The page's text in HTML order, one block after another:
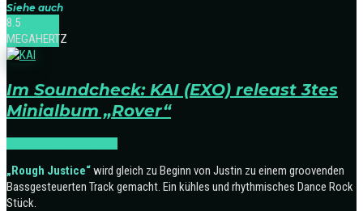
Siehe auch
8.5
MEGAHERTZ
Im Soundcheck: KAI (EXO) releast 3tes
Minialbum „Rover“
„Rough Justice“wird gleich zu Beginn von Justin zu einem groovenden
Bassgesteuerten Track gemacht. Ein kühles und rhythmisches Dance Rock
Stück.